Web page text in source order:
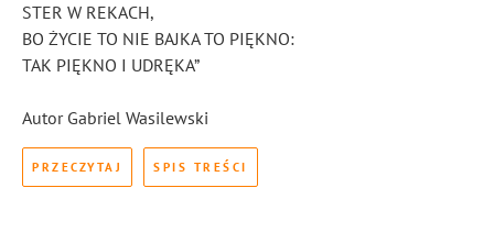
STER W REKACH,
BO ŻYCIE TO NIE BAJKA TO PIĘKNO:
TAK PIĘKNO I UDRĘKA”
Autor Gabriel Wasilewski
PRZECZYTAJ SPIS TREŚCI